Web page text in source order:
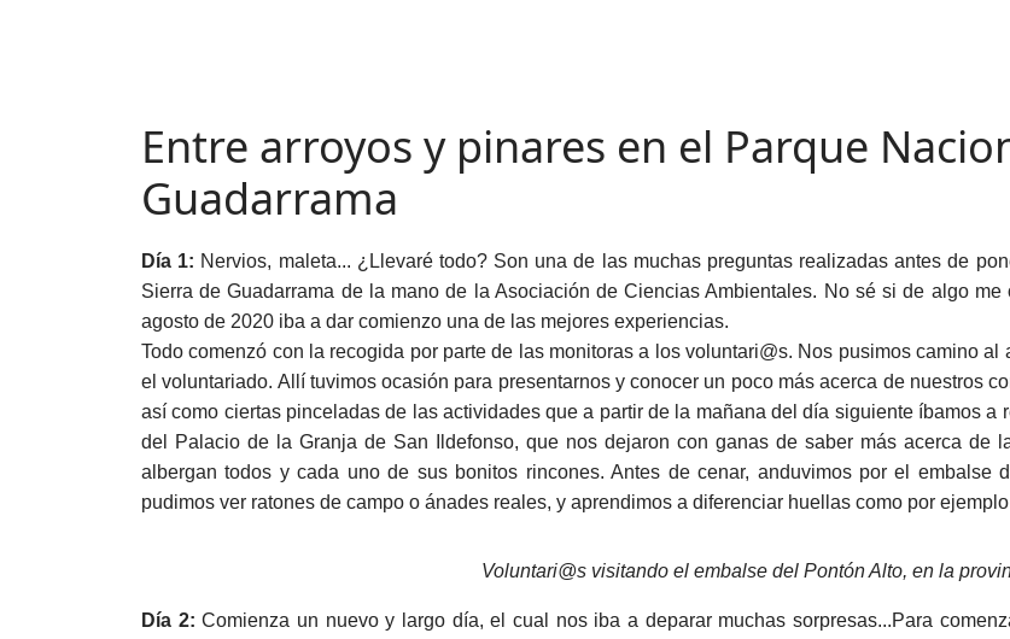
Entre arroyos y pinares en el Parque
Guadarrama
Día 1: Nervios, maleta... ¿Llevaré todo? Son una de las muchas preguntas realizadas antes de
Sierra de Guadarrama de la mano de la Asociación de Ciencias Ambientales. No sé si de algo
agosto de 2020 iba a dar comienzo una de las mejores experiencias.
Todo comenzó con la recogida por parte de las monitoras a los voluntari@s. Nos pusimos camino
el voluntariado. Allí tuvimos ocasión para presentarnos y conocer un poco más acerca de nuestros
así como ciertas pinceladas de las actividades que a partir de la mañana del día siguiente íbamos a
del Palacio de la Granja de San Ildefonso, que nos dejaron con ganas de saber más acerca de
albergan todos y cada uno de sus bonitos rincones. Antes de cenar, anduvimos por el embalse
pudimos ver ratones de campo o ánades reales, y aprendimos a diferenciar huellas como por
Voluntari@s visitando el embalse del Pontón Alto, en la
Día 2: Comienza un nuevo y largo día, el cual nos iba a deparar muchas sorpresas...Para